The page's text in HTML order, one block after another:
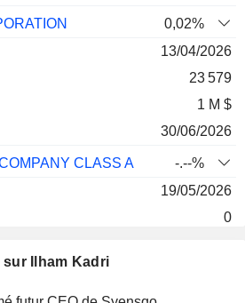
0,02%
13/04/2026
23 579
1 M $
30/06/2026
CLASS A
-.--%
19/05/2026
0
sur Ilham Kadri